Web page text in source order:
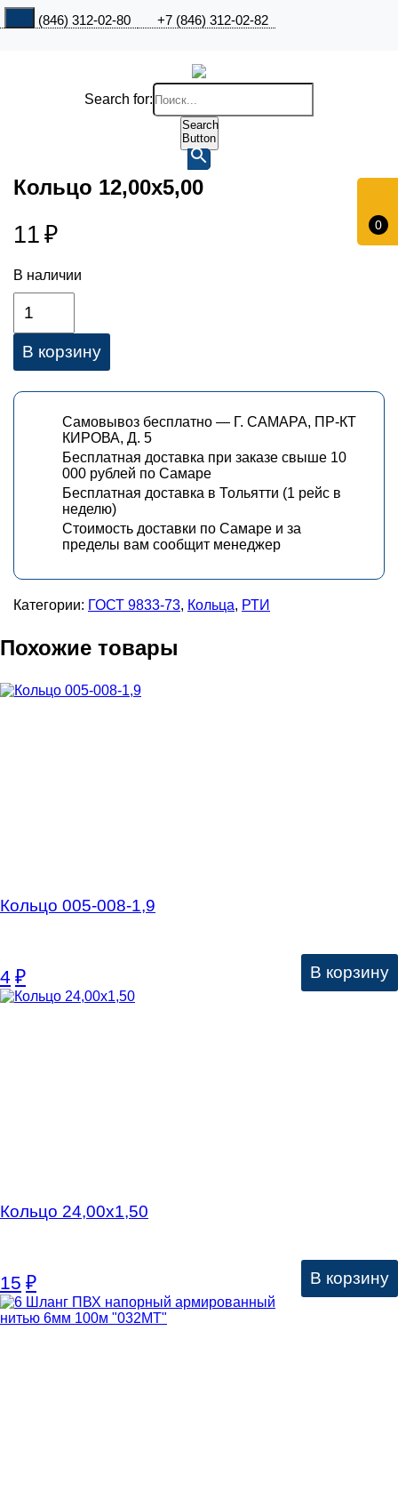
+7 (846) 312-02-80 +7 (846) 312-02-82
0
Search for:
Search
Button
Кольцо 12,00х5,00
11 ₽
В наличии
В корзину
Самовывоз бесплатно — Г. САМАРА, ПР-КТ
КИРОВА, Д. 5
Бесплатная доставка при заказе свыше 10
000 рублей по Самаре
Бесплатная доставка в Тольятти (1 рейс в
неделю)
Стоимость доставки по Самаре и за
пределы вам сообщит менеджер
Категории: ГОСТ 9833-73, Кольца, РТИ
Похожие товары
Кольцо 005-008-1,9
4 ₽ В корзину
Кольцо 24,00х1,50
15 ₽ В корзину